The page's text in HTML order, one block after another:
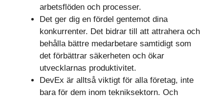
arbetsflöden och processer.
Det ger dig en fördel gentemot dina
konkurrenter. Det bidrar till att attrahera och
behålla bättre medarbetare samtidigt som
det förbättrar säkerheten och ökar
utvecklarnas produktivitet.
DevEx är alltså viktigt för alla företag, inte
bara för dem inom tekniksektorn. Och